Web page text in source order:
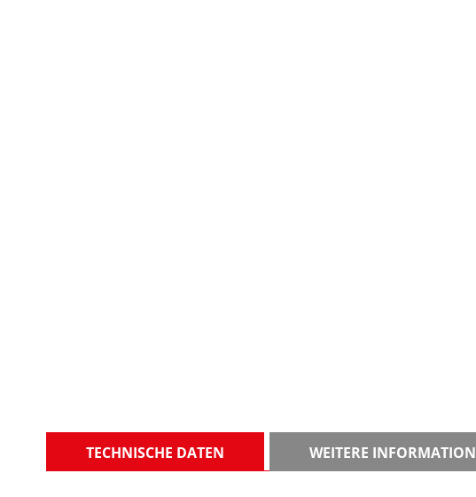
TECHNISCHE DATEN WEITERE INFORMATION